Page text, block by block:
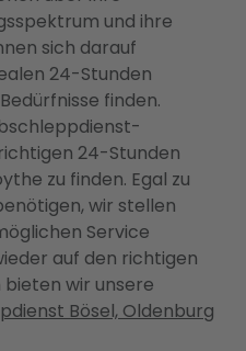
und ihre
sich darauf
24-Stunden
finden.
24-Stunden
zu finden. Egal zu
wir stellen
Service
auf den richtigen
wir unsere
Bösel, Oldenburg